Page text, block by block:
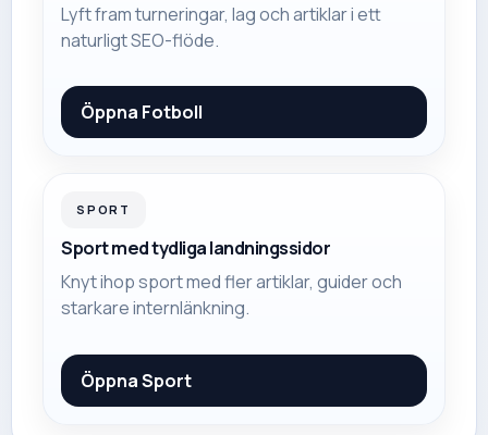
Lyft fram turneringar, lag och artiklar i ett
naturligt SEO-flöde.
Öppna Fotboll
SPORT
Sport med tydliga landningssidor
Knyt ihop sport med fler artiklar, guider och
starkare internlänkning.
ÖppnaSport